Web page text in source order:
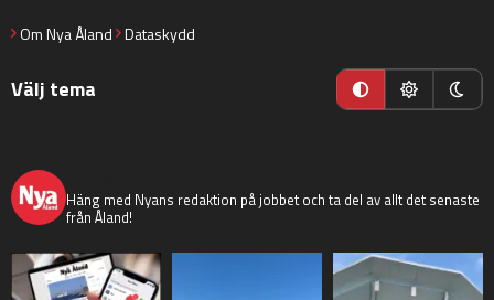
Om Nya Åland Dataskydd
Välj tema
Häng med Nyans redaktion på jobbet och ta del av allt det senaste
från Åland!